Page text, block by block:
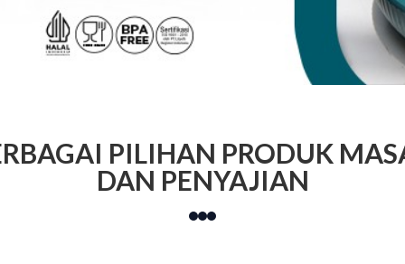
PILIHAN PRODUK
DAN PENYAJIAN